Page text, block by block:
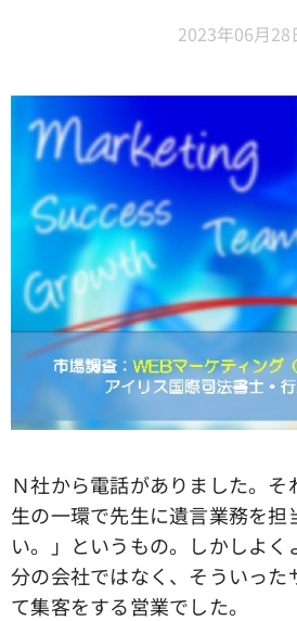
2023年06月28
Ｎ社から電話がありました。
生の一環で先生に遺言業務を担
い。」というもの。しかしよく
分の会社ではなく、そういった
て集客をする営業でした。